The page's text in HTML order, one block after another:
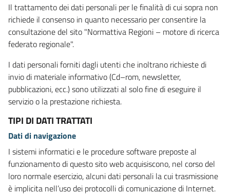
Il trattamento dei dati personali per le finalità di cui sopra non
richiede il consenso in quanto necessario per consentire la
consultazione del sito "Normattiva Regioni – motore di ricerca
federato regionale".
I dati personali forniti dagli utenti che inoltrano richieste di
invio di materiale informativo (Cd–rom, newsletter,
pubblicazioni, ecc.) sono utilizzati al solo fine di eseguire il
servizio o la prestazione richiesta.
TIPI DI DATI TRATTATI
Dati di navigazione
I sistemi informatici e le procedure software preposte al
funzionamento di questo sito web acquisiscono, nel corso del
loro normale esercizio, alcuni dati personali la cui trasmissione
è implicita nell’uso dei protocolli di comunicazione di Internet.